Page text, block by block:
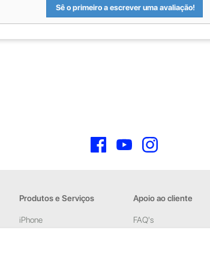
Sê o primeiro a escrever uma avaliação!
FacebookYouTube
Produtos e Serviços
iPhone
Apoio ao cliente
FAQ's